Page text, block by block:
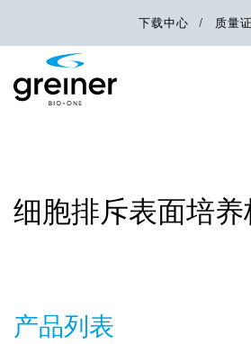
下载中心 质量
细胞排斥表面培养
产品列表